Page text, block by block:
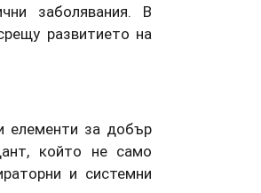
заболявания. В
развитието на
елементи за добър
който не само
и системни